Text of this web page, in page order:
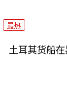
最热
土耳其货船